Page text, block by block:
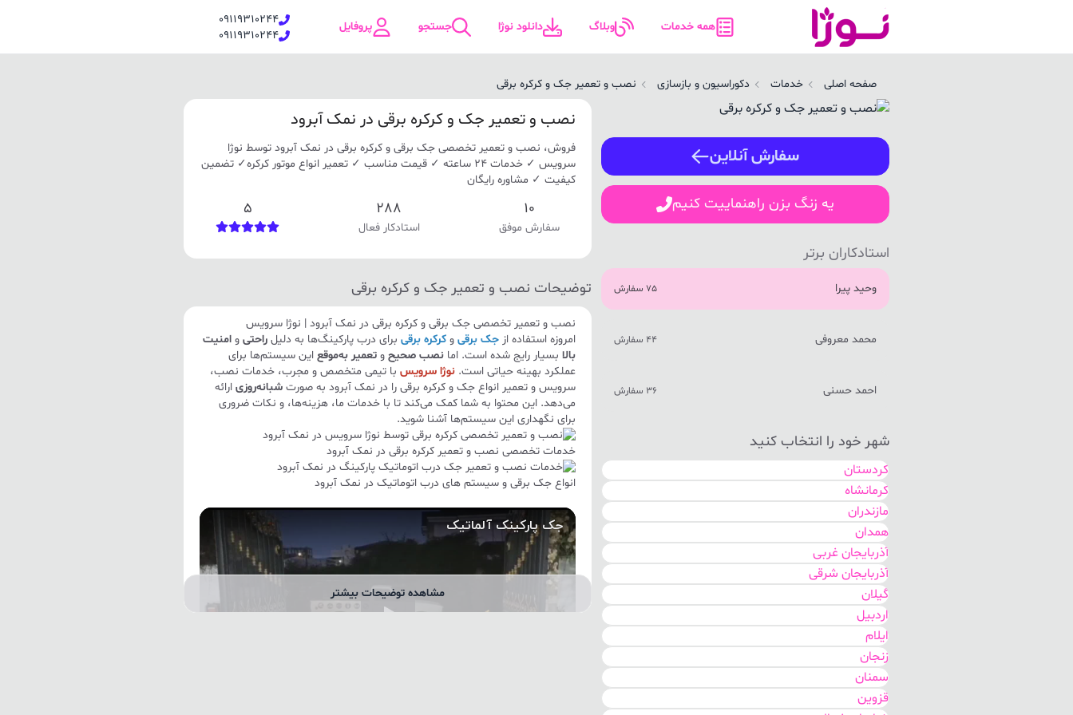
همه خدمات وبلاگ دانلود نوژا جستجو پروفایل
09119310244
09119310244
صفحه اصلی خدمات دکوراسیون و بازسازی نصب و تعمیر جک و کرکره برقی
سفارش آنلاین
یه زنگ بزن راهنماییت کنیم
ورود / ثبت نام
شماره همراه
ورود
استادکاران برتر
وحید پیرا 75 سفارش
محمد معروفی 44 سفارش
احمد حسنی 36 سفارش
شهر خود را انتخاب کنید
کردستان
کرمانشاه
مازندران
همدان
آذربایجان غربی
آذربایجان شرقی
گیلان
اردبیل
ایلام
زنجان
سمنان
قزوین
نصب و تعمیر جک و کرکره برقی در نمک آبرود
فروش، نصب و تعمیر تخصصی جک برقی و کرکره برقی در نمک آبرود توسط نوژا
سرویس ✓ خدمات 24 ساعته ✓ قیمت مناسب ✓ تعمیر انواع موتور کرکره✓ تضمین
کیفیت ✓ مشاوره رایگان
10
سفارش موفق
288
استادکار فعال
5
توضیحات نصب و تعمیر جک و کرکره برقی
نصب و تعمیر تخصصی جک برقی و کرکره برقی در نمک آبرود | نوژا سرویس
امروزه استفاده ازجک برقی وکرکره برقی برای درب پارکینگ‌ها به دلیلراحتی وامنیت
بالا بسیار رایج شده است. امانصب صحیح وتعمیر به‌موقع این سیستم‌ها برای
عملکرد بهینه حیاتی است.نوژا سرویس با تیمی متخصص و مجرب، خدمات نصب،
سرویس و تعمیر انواع جک و کرکره برقی را در نمک آبرود به صورتشبانه‌روزی ارائه
می‌دهد. این محتوا به شما کمک می‌کند تا با خدمات ما، هزینه‌ها، و نکات ضروری
برای نگهداری این سیستم‌ها آشنا شوید.
خدمات تخصصی نصب و تعمیر کرکره برقی در نمک آبرود
انواع جک برقی و سیستم های درب اتوماتیک در نمک آبرود
مشاهده توضیحات بیشتر